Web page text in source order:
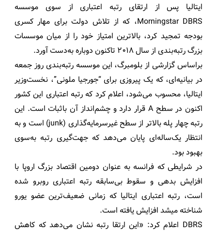
ایتالیا پس از ارتقای رتبه اعتباری از سوی موسسه
Morningstar DBRS، که از تلاش دولت برای مهار کسری
بودجه تمجید کرد، بالاترین امتیاز خود را از میان موسسات
بزرگ رتبه‌بندی از سال ۲۰۱۸ تاکنون دوباره به‌دست آورد.
براساس گزارشی از بلومبرگ، این موسسه رتبه‌بندی روز جمعه
در بیانیه‌ای، که یک پیروزی برای “جورجیا ملونی”، نخست‌وزیر
ایتالیا، محسوب می‌شود، اعلام کرد که رتبه اعتباری این کشور
اکنون در سطح A قرار دارد و چشم‌انداز آن باثبات است. این
رتبه چهار پله بالاتر از سطح غیر‌سرمایه‌گذاری (junk) است و به
انتظار یک‌ساله‌ای پایان می‌دهد که جهت‌گیری رتبه به‌سوی
بهبود بود.
در شرایطی که فرانسه به عنوان دومین اقتصاد بزرگ اروپا با
افزایش بدهی و سقوط بی‌سابقه رتبه اعتباری روبرو شده
است، رتبه اعتباری ایتالیا که زمانی ضعیف‌ترین عضو یورو
شناخته میشد افزایش یافته است.
DBRS اعلام کرد: «این ارتقا رتبه نشان می‌دهد که کاهش